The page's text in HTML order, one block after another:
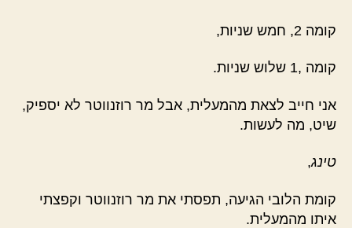
קומה 2, חמש שניות,
קומה ,1 שלוש שניות.
אני חייב לצאת מהמעלית, אבל מר רוזנווטר לא יספיק,
שיט, מה לעשות.
טינג,
קומת הלובי הגיעה, תפסתי את מר רוזנווטר וקפצתי
איתו מהמעלית.